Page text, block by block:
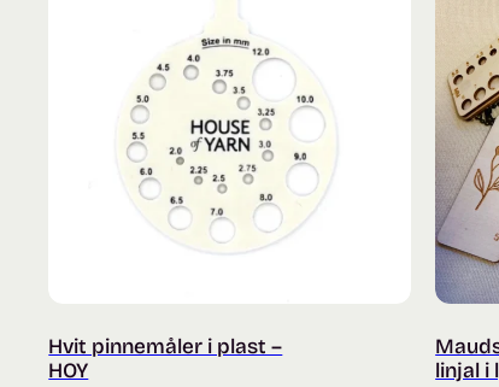
Hvit pinnemåler i plast –
HOY
linjal i